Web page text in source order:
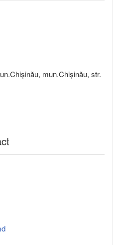
mun.Chişinău, str.